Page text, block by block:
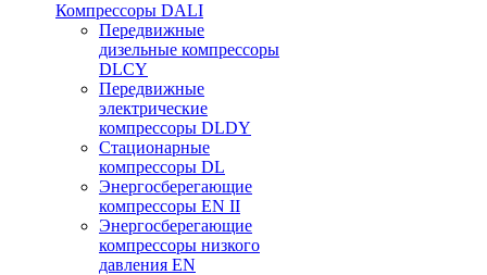
Компрессоры DALI
Передвижные
дизельные компрессоры
DLCY
Передвижные
электрические
компрессоры DLDY
Стационарные
компрессоры DL
Энергосберегающие
компрессоры EN II
Энергосберегающие
компрессоры низкого
давления EN